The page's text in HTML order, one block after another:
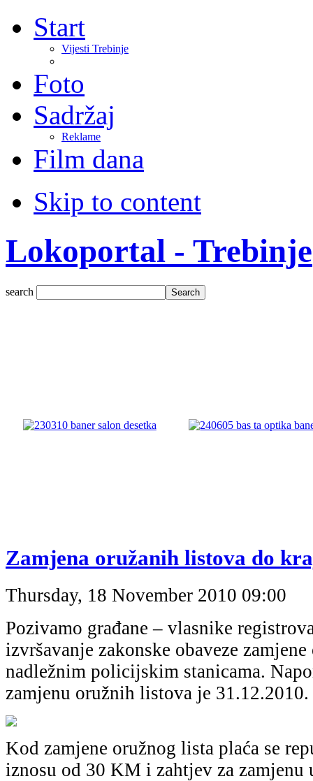
Start
Vijesti Trebinje
Foto
Sadržaj
Reklame
Film dana
Skip to content
Lokoportal - Trebinje
search
Zamjena oružanih listova do
Thursday, 18 November 2010 09:00
Pozivаmo grаđаne – vlаsnike
izvršаvаnje zаkonske obаveze
nаdležnim policijskim stаnicаmа.
zаmjenu oružnih listovа je
Kod zаmjene oružnog listа plаćа se
iznosu od 30 KM i zаhtjev zа